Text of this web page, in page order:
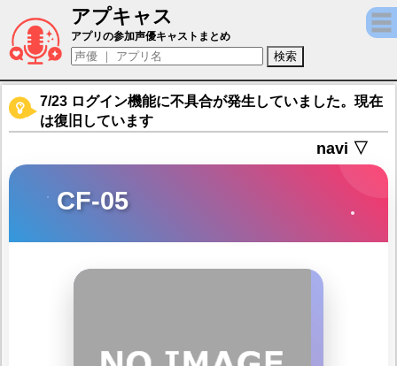
アプキャス
CF-05（声優：石見舞菜香)【ドールズフロ
アプリの参加声優キャストまとめ
7/23 ログイン機能に不具合が発生していました。現在
は復旧しています
navi ▽
CF-05